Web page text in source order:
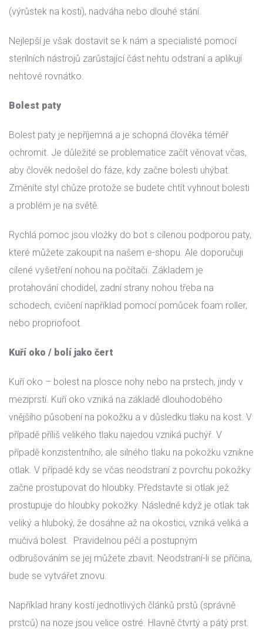
(výrůstek na kosti), nadváha nebo dlouhé stání.
Nejlepší je však dostavit se k nám a specialisté pomocí
terilních nástrojů zarůstající část nehtu odstraní a aplikují
nehtové rovnátko.
Bolest paty
Bolest paty je nepříjemná a je schopná člověka téměř
ochromit. Je důležité se problematice začít věnovat včas,
aby člověk nedošel do fáze, kdy začne bolesti uhýbat.
Změníte styl chůze protože se budete chtít vyhnout bolesti
a problém je na světě.
Rychlá pomoc jsou vložky do bot s cílenou podporou paty,
které můžete zakoupit na našem e-shopu. Ale doporučuji
cílené vyšetření nohou na počítači. Základem je
protahování chodidel, zadní strany nohou třeba na
chodech, cvičení například pomocí pomůcek foam roller,
nebo propriofoot.
Kuří oko / bolí jako čert
Kuří oko – bolest na plosce nohy nebo na prstech, jindy v
meziprstí. Kuří oko vzniká na základě dlouhodobého
vnějšího působení na pokožku a v důsledku tlaku na kost. V
případě příliš velikého tlaku najedou vzniká puchýř. V
případě konzistentního, ale silného tlaku na pokožku vznikne
otlak. V případě kdy se včas neodstraní z povrchu pokožky
začne prostupovat do hloubky. Představte si otlak jež
prostupuje do hloubky pokožky. Následně když je otlak tak
veliký a hluboký, že dosáhne až na okostici, vzniká veliká a
mučivá bolest. Pravidelnou péčí a postupným
odbrušováním se jej můžete zbavit. Neodstraní-li se příčina,
bude se vytvářet znovu.
Například hrany kostí jednotlivých článků prstů (správně
prstců) na noze jsou velice ostré. Hlavně čtvrtý a pátý prst.